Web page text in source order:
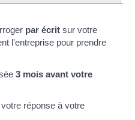
par écrit sur votre
l'entreprise pour prendre
3 mois avant votre
réponse à votre